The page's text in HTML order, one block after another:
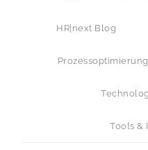
HR|next Blog
Prozessoptimierung
Tools &